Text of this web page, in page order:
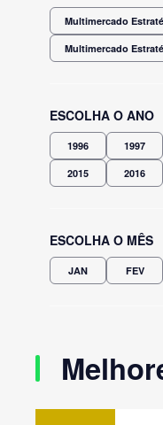
Multimercado
Multimercado
ESCOLHA O ANO
1996 1997
2015 2016
ESCOLHA O MÊS
JAN FEV